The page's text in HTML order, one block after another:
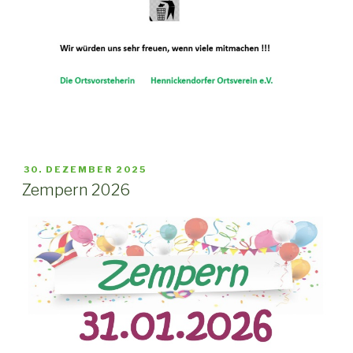
VERÖFFENTLICHT
AM
30. DEZEMBER 2025
Zempern 2026